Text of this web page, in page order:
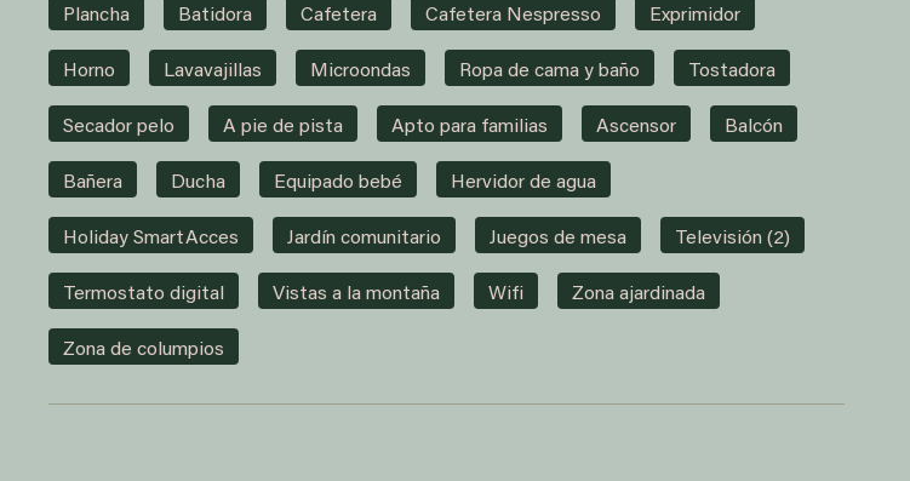
Plancha Batidora Cafetera Cafetera Nespresso Exprimidor
Horno Lavavajillas Microondas Ropa de cama y baño Tostadora
Secador pelo A pie de pista Apto para familias Ascensor Balcón
Bañera Ducha Equipado bebé Hervidor de agua
Holiday SmartAcces Jardín comunitario Juegos de mesa Televisión (2)
Termostato digital Vistas a la montaña Wifi Zona ajardinada
Zona de columpios